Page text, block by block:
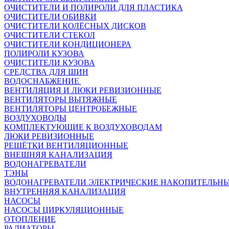
ОЧИСТИТЕЛИ И ПОЛИРОЛИ ДЛЯ ПЛАСТИКА
ОЧИСТИТЕЛИ ОБИВКИ
ОЧИСТИТЕЛИ КОЛЁСНЫХ ДИСКОВ
ОЧИСТИТЕЛИ СТЕКОЛ
ОЧИСТИТЕЛИ КОНДИЦИОНЕРА
ПОЛИРОЛИ КУЗОВА
ОЧИСТИТЕЛИ КУЗОВА
СРЕДСТВА ДЛЯ ШИН
ВОДОСНАБЖЕНИЕ
ВЕНТИЛЯЦИЯ И ЛЮКИ РЕВИЗИОННЫЕ
ВЕНТИЛЯТОРЫ ВЫТЯЖНЫЕ
ВЕНТИЛЯТОРЫ ЦЕНТРОБЕЖНЫЕ
ВОЗДУХОВОДЫ
КОМПЛЕКТУЮЩИЕ К ВОЗДУХОВОДАМ
ЛЮКИ РЕВИЗИОННЫЕ
РЕШЁТКИ ВЕНТИЛЯЦИОННЫЕ
ВНЕШНЯЯ КАНАЛИЗАЦИЯ
ВОДОНАГРЕВАТЕЛИ
ТЭНЫ
ВОДОНАГРЕВАТЕЛИ ЭЛЕКТРИЧЕСКИЕ
ВНУТРЕННЯЯ КАНАЛИЗАЦИЯ
НАСОСЫ
НАСОСЫ ЦИРКУЛЯЦИОННЫЕ
ОТОПЛЕНИЕ